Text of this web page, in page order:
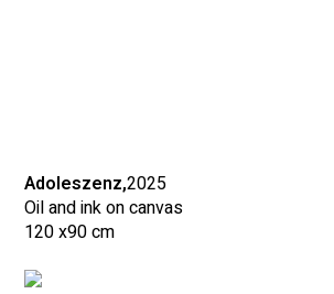
Adoleszenz,2025
Oil and ink on canvas
120 x90 cm